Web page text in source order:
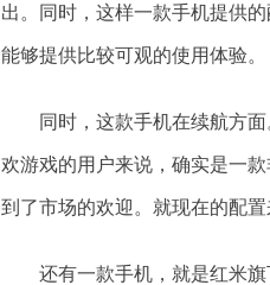
出。同时，这样一款手机提供
能够提供比较可观的使用体验。
同时，这款手机在续航方
欢游戏的用户来说，确实是一
到了市场的欢迎。就现在的配
还有一款手机，就是红米